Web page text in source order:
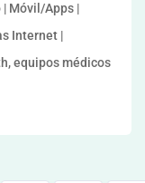
Móvil/Apps |
Internet |
equipos médicos